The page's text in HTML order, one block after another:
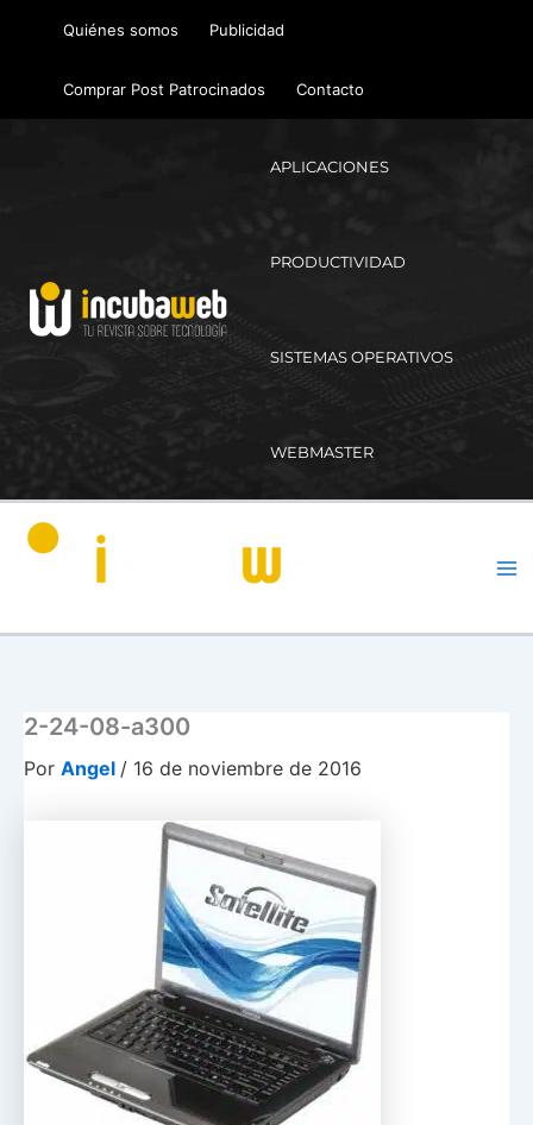
Quiénes somos Publicidad
Comprar Post Patrocinados Contacto
APLICACIONES
PRODUCTIVIDAD
SISTEMAS OPERATIVOS
WEBMASTER
2-24-08-a300
Por Angel / 16 de noviembre de 2016